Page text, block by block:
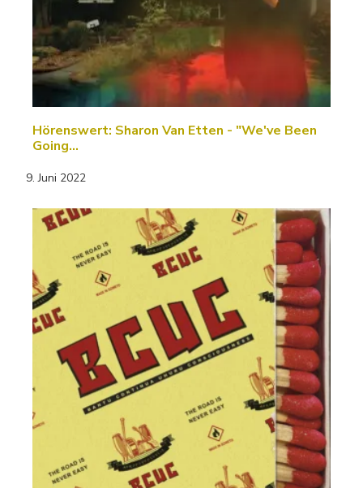
Hörenswert: Sharon Van Etten - "We've Been
Going…
9. Juni 2022